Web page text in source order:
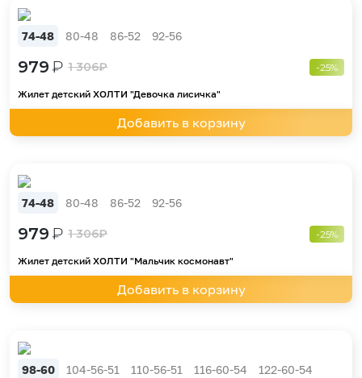
74-48 80-48 86-52 92-56
979₽ 1 306₽ -25%
Жилет детский ХОЛТИ "Девочка лисичка"
Добавить в корзину
74-48 80-48 86-52 92-56
979₽ 1 306₽ -25%
Жилет детский ХОЛТИ "Мальчик космонавт"
Добавить в корзину
98-60 104-56-51 110-56-51 116-60-54 122-60-54